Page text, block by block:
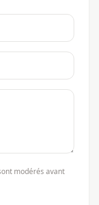
modérés avant